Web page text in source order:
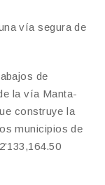
vía segura de
de
la vía Manta-
construye la
municipios de